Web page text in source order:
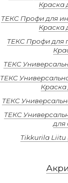
Краска
ТЕКС Профи для
Краска
ТЕКС Профи для
ТЕКС
ТЕКС
Краска
ТЕКС
ТЕКС
для
Tikkurila Liitu